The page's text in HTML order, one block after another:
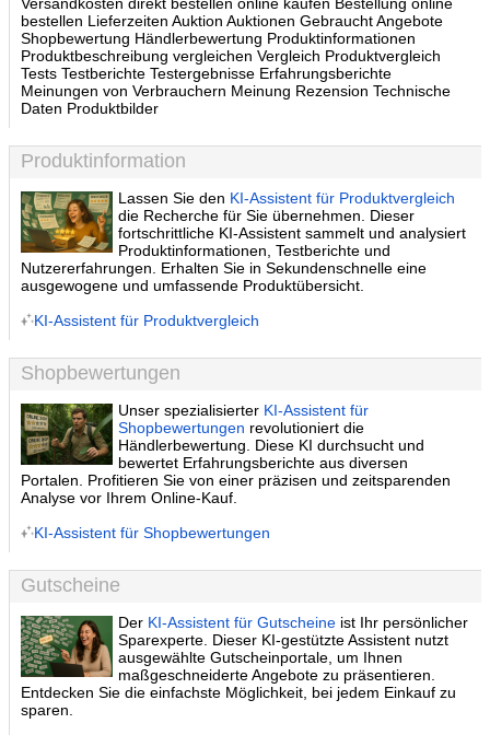
bestellen Lieferzeiten Auktion Auktionen Gebraucht Angebote
Shopbewertung Händlerbewertung Produktinformationen
Produktbeschreibung vergleichen Vergleich Produktvergleich
Tests Testberichte Testergebnisse Erfahrungsberichte
Meinungen von Verbrauchern Meinung Rezension Technische
Daten Produktbilder
Produktinformation
Lassen Sie den KI-Assistent für Produktvergleich
die Recherche für Sie übernehmen. Dieser
fortschrittliche KI-Assistent sammelt und analysiert
Produktinformationen, Testberichte und
Nutzererfahrungen. Erhalten Sie in Sekundenschnelle eine
ausgewogene und umfassende Produktübersicht.
KI-Assistent für Produktvergleich
Shopbewertungen
Unser spezialisierter KI-Assistent für
Shopbewertungen revolutioniert die
Händlerbewertung. Diese KI durchsucht und
bewertet Erfahrungsberichte aus diversen
Portalen. Profitieren Sie von einer präzisen und zeitsparenden
Analyse vor Ihrem Online-Kauf.
KI-Assistent für Shopbewertungen
Gutscheine
Der KI-Assistent für Gutscheine ist Ihr persönlicher
Sparexperte. Dieser KI-gestützte Assistent nutzt
ausgewählte Gutscheinportale, um Ihnen
maßgeschneiderte Angebote zu präsentieren.
Entdecken Sie die einfachste Möglichkeit, bei jedem Einkauf zu
sparen.